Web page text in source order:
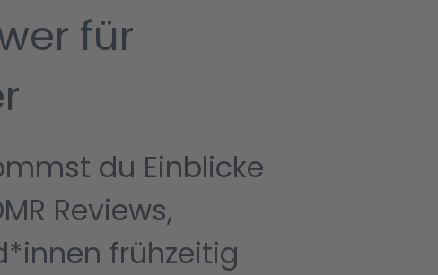
für
du Einblicke
Reviews,
frühzeitig